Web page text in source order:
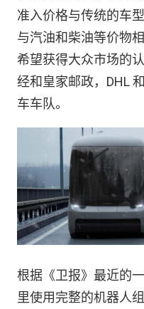
准入价格与传统的车
与汽油和柴油等价物
希望获得大众市场的
经和皇家邮政，DHL
车车队。
根据《卫报》最近的
里使用完整的机器人